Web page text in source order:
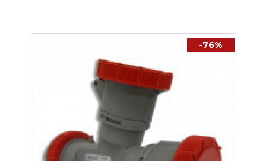
-76%